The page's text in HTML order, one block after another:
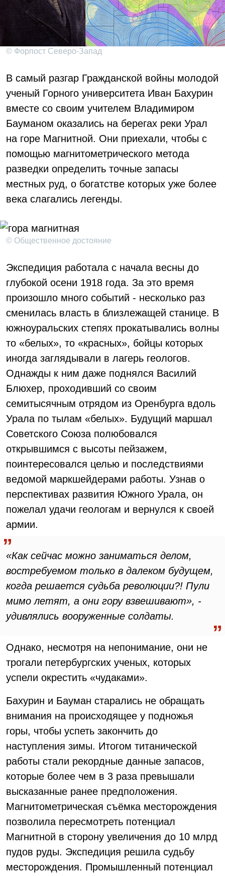
© Форпост Северо-Запад
В самый разгар Гражданской войны молодой
ученый Горного университета Иван Бахурин
вместе со своим учителем Владимиром
Бауманом оказались на берегах реки Урал
на горе Магнитной. Они приехали, чтобы с
помощью магнитометрического метода
разведки определить точные запасы
местных руд, о богатстве которых уже более
века слагались легенды.
© Общественное достояние
Экспедиция работала с начала весны до
глубокой осени 1918 года. За это время
произошло много событий - несколько раз
сменилась власть в близлежащей станице. В
южноуральских степях прокатывались волны
то «белых», то «красных», бойцы которых
иногда заглядывали в лагерь геологов.
Однажды к ним даже поднялся Василий
Блюхер, проходивший со своим
семитысячным отрядом из Оренбурга вдоль
Урала по тылам «белых». Будущий маршал
Советского Союза полюбовался
открывшимся с высоты пейзажем,
поинтересовался целью и последствиями
ведомой маркшейдерами работы. Узнав о
перспективах развития Южного Урала, он
пожелал удачи геологам и вернулся к своей
армии.
«Как сейчас можно заниматься делом,
востребуемом только в далеком будущем,
когда решается судьба революции?! Пули
мимо летят, а они гору взвешивают», -
удивлялись вооруженные солдаты.
Однако, несмотря на непонимание, они не
трогали петербургских ученых, которых
успели окрестить «чудаками».
Бахурин и Бауман старались не обращать
внимания на происходящее у подножья
горы, чтобы успеть закончить до
наступления зимы. Итогом титанической
работы стали рекордные данные запасов,
которые более чем в 3 раза превышали
высказанные ранее предположения.
Магнитометрическая съёмка месторождения
позволила пересмотреть потенциал
Магнитной в сторону увеличения до 10 млрд
пудов руды. Экспедиция решила судьбу
месторождения. Промышленный потенциал